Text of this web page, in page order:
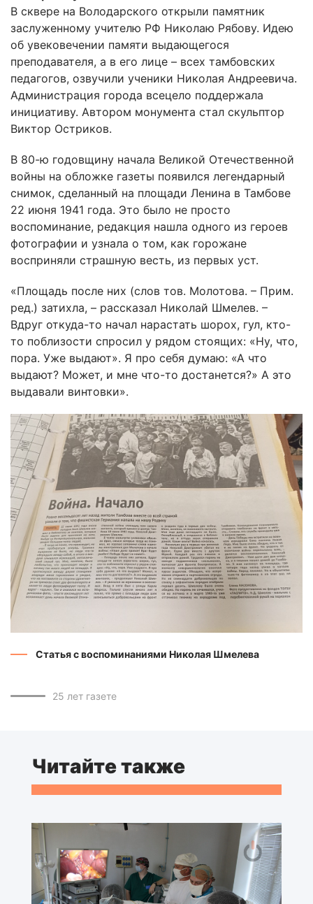
В сквере на Володарского открыли памятник
заслуженному учителю РФ Николаю Рябову. Идею
об увековечении памяти выдающегося
преподавателя, а в его лице – всех тамбовских
педагогов, озвучили ученики Николая Андреевича.
Администрация города всецело поддержала
инициативу. Автором монумента стал скульптор
Виктор Остриков.
В 80-ю годовщину начала Великой Отечественной
войны на обложке газеты появился легендарный
снимок, сделанный на площади Ленина в Тамбове
22 июня 1941 года. Это было не просто
воспоминание, редакция нашла одного из героев
фотографии и узнала о том, как горожане
восприняли страшную весть, из первых уст.
«Площадь после них (слов тов. Молотова. – Прим.
ред.) затихла, – рассказал Николай Шмелев. –
Вдруг откуда-то начал нарастать шорох, гул, кто-
то поблизости спросил у рядом стоящих: «Ну, что,
пора. Уже выдают». Я про себя думаю: «А что
выдают? Может, и мне что-то достанется?» А это
выдавали винтовки».
Статья с воспоминаниями Николая Шмелева
25 лет газете
Читайте также